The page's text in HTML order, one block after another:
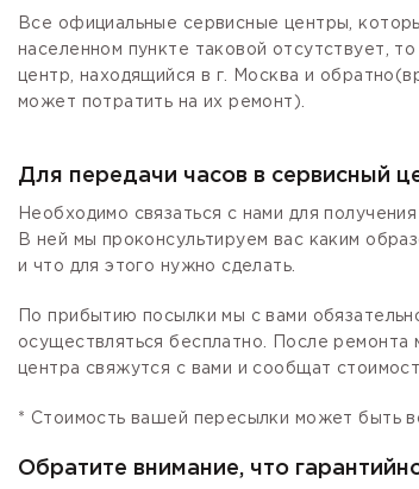
Все официальные сервисные центры,
населенном пункте таковой отсутствует,
центр, находящийся в г. Москва и
может потратить на их ремонт).
Для передачи часов в сервисный
Необходимо связаться с нами для
В ней мы проконсультируем вас каким
и что для этого нужно сделать.
По прибытию посылки мы с вами
осуществляться бесплатно. После
центра свяжутся с вами и сообщат
* Стоимость вашей пересылки может быть
Обратите внимание, что